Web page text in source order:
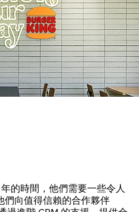
的時間，他們需要一些令人
們向值得信賴的合作夥伴